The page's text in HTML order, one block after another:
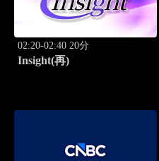
02:20-02:40 20分
Insight(再)